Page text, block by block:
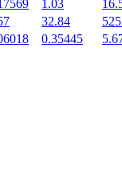
1.03
32.84
0.35445